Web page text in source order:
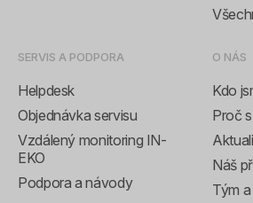
SERVIS A PODPORA
Helpdesk
Objednávka servisu
Vzdálený monitoring IN-
EKO
Podpora a návody
O NÁS
Kdo
Proč
Náš
Tým